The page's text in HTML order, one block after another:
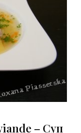
– Суп